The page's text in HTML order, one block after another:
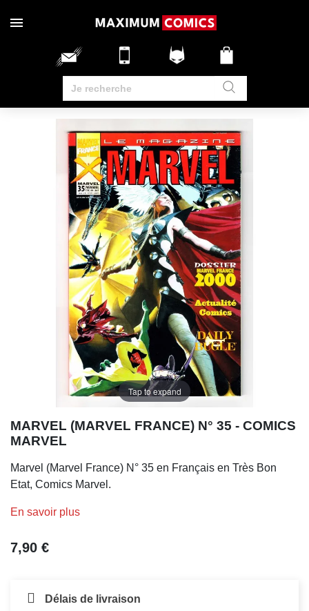
Tap to expand
MARVEL (MARVEL FRANCE) N° 35 - COMICS
MARVEL
Marvel (Marvel France) N° 35 en Français en Très Bon
Etat, Comics Marvel.
En savoir plus
7,90 €
Délais de livraison